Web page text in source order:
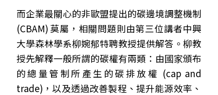
而企業最關心的非歐盟提出的碳邊境調整機制
(CBAM) 莫屬，相關問題則由第三位講者中興
大學森林學系柳婉郁特聘教授提供解答。柳教
授先解釋一般所謂的碳權有兩類：由國家頒布
的總量管制所產生的碳排放權 (cap and
trade)，以及透過改善製程、提升能源效率、